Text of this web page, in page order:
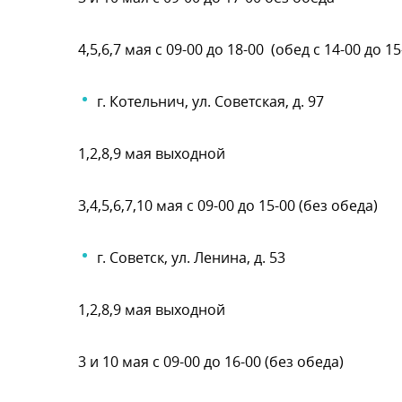
4,5,6,7 мая с 09-00 до 18-00 (обед с 14-00 до
. Котельнич, ул. Советская, д. 97
1,2,8,9 мая выходной
3,4,5,6,7,10 мая с 09-00 до 15-00 (без обеда)
. Советск, ул. Ленина, д. 53
1,2,8,9 мая выходной
3 и 10 мая с 09-00 до 16-00 (без обеда)